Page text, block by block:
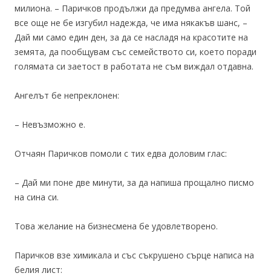
милиона. – Паричков продължи да предумва ангела. Той
все още не бе изгубил надежда, че има някакъв шанс, –
Дай ми само един ден, за да се насладя на красотите на
земята, да пообщувам със семейството си, което поради
голямата си заетост в работата не съм виждал отдавна.
Ангелът бе непреклонен:
– Невъзможно е.
Отчаян Паричков помоли с тих едва доловим глас:
– Дай ми поне две минути, за да напиша прощално писмо
на сина си.
Това желание на бизнесмена бе удовлетворено.
Паричков взе химикала и със съкрушено сърце написа на
белия лист: